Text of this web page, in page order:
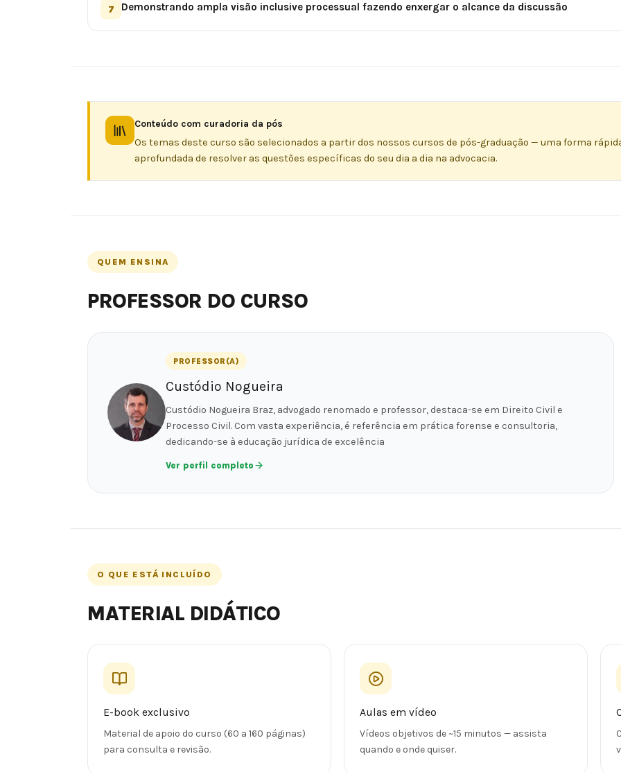
7 Demonstrando ampla visão inclusive processual fazendo enxergar o alcance da discussão
Conteúdo com curadoria da pós
Os temas deste curso são selecionados a partir dos nossos cursos de pós-graduação — uma forma
aprofundada de resolver as questões específicas do seu dia a dia na advocacia.
QUEM ENSINA
PROFESSOR DO CURSO
PROFESSOR(A)
Custódio Nogueira
Custódio Nogueira Braz, advogado renomado e professor, destaca-se em Direito Civil e
Processo Civil. Com vasta experiência, é referência em prática forense e consultoria,
dedicando-se à educação jurídica de excelência
Ver perfil completo
O QUE ESTÁ INCLUÍDO
MATERIAL DIDÁTICO
E-book exclusivo
Material de apoio do curso (60 a 160 páginas)
para consulta e revisão.
Aulas em vídeo
Vídeos objetivos de ~15 minutos — assista
quando e onde quiser.